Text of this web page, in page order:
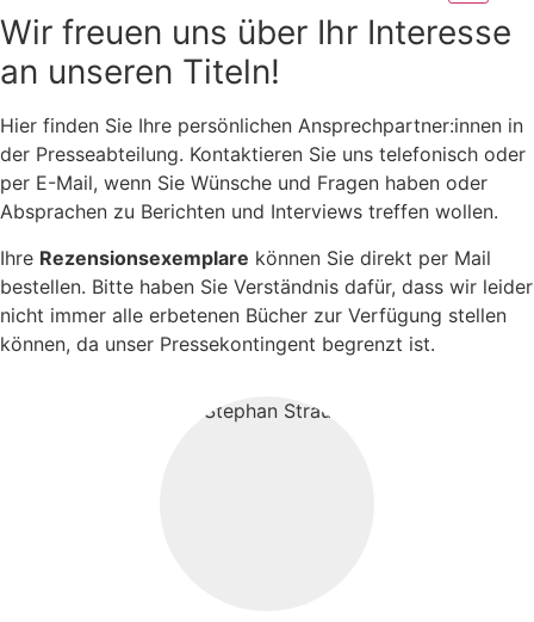
Wir freuen uns über Ihr Interesse
an unseren Titeln!
Hier finden Sie Ihre persönlichen Ansprechpartner:innen in
der Presseabteilung. Kontaktieren Sie uns telefonisch oder
per E-Mail, wenn Sie Wünsche und Fragen haben oder
Absprachen zu Berichten und Interviews treffen wollen.
Ihre Rezensionsexemplare können Sie direkt per Mail
bestellen. Bitte haben Sie Verständnis dafür, dass wir leider
nicht immer alle erbetenen Bücher zur Verfügung stellen
können, da unser Pressekontingent begrenzt ist.